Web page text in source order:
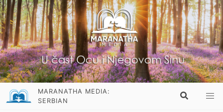
MARANATHA MEDIA:
SERBIAN